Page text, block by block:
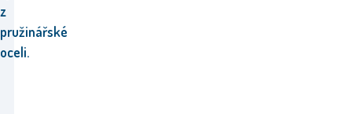
z
pružinářské
oceli.